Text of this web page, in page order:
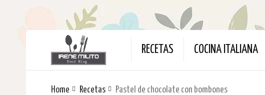
RECETAS COCINA ITALIANA
Home Recetas Pastel de chocolate con bombones